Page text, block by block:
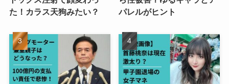
た！カラス天狗みたい？
パレルがヒント